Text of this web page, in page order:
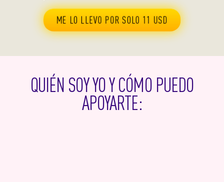
ME LO LLEVO POR SOLO 11 USD
QUIÉN SOY YO Y CÓMO PUEDO
APOYARTE: